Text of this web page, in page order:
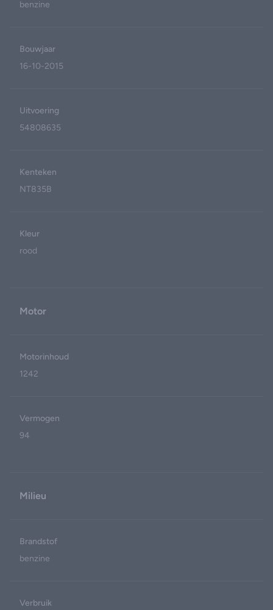
benzine
Bouwjaar
16-10-2015
Uitvoering
54808635
Kenteken
NT835B
Kleur
rood
Motor
Motorinhoud
1242
Vermogen
94
Milieu
Brandstof
benzine
Verbruik